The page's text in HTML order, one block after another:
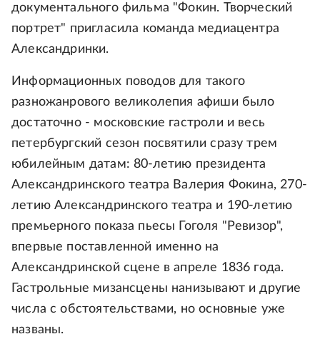
документального фильма "Фокин. Творческий
портрет" пригласила команда медиацентра
Александринки.
Информационных поводов для такого
разножанрового великолепия афиши было
достаточно - московские гастроли и весь
петербургский сезон посвятили сразу трем
юбилейным датам: 80-летию президента
Александринского театра Валерия Фокина, 270-
летию Александринского театра и 190-летию
премьерного показа пьесы Гоголя "Ревизор",
впервые поставленной именно на
Александринской сцене в апреле 1836 года.
Гастрольные мизансцены нанизывают и другие
числа с обстоятельствами, но основные уже
названы.